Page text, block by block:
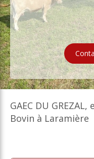
GAEC DU
Bovin à Laramière